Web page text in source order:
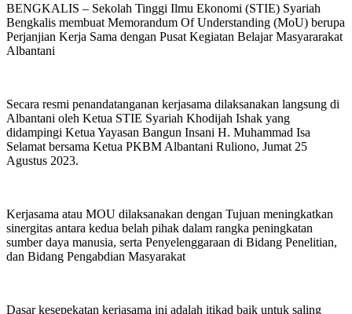
BENGKALIS – Sekolah Tinggi Ilmu Ekonomi (STIE) Syariah
Bengkalis membuat Memorandum Of Understanding (MoU) berupa
Perjanjian Kerja Sama dengan Pusat Kegiatan Belajar Masyararakat
Albantani
Secara resmi penandatanganan kerjasama dilaksanakan langsung di
Albantani oleh Ketua STIE Syariah Khodijah Ishak yang
didampingi Ketua Yayasan Bangun Insani H. Muhammad Isa
Selamat bersama Ketua PKBM Albantani Ruliono, Jumat 25
Agustus 2023.
Kerjasama atau MOU dilaksanakan dengan Tujuan meningkatkan
sinergitas antara kedua belah pihak dalam rangka peningkatan
sumber daya manusia, serta Penyelenggaraan di Bidang Penelitian,
dan Bidang Pengabdian Masyarakat
Dasar kesepekatan kerjasama ini adalah itikad baik untuk saling